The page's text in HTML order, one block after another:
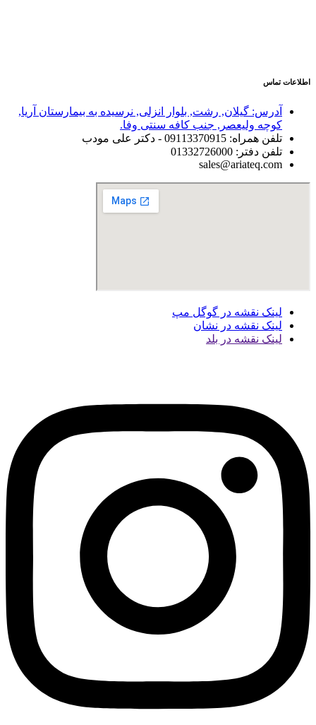
اطلاعات تماس
آدرس: گیلان, رشت, بلوار انزلی, نرسیده به بیمارستان آریا,
کوچه ولیعصر, جنب کافه سنتی وفا.
تلفن همراه: 09113370915 - دکتر علی مودب
تلفن دفتر: 01332726000
sales@ariateq.com
لینک نقشه در گوگل مپ
لینک نقشه در نشان
لینک نقشه در بلد